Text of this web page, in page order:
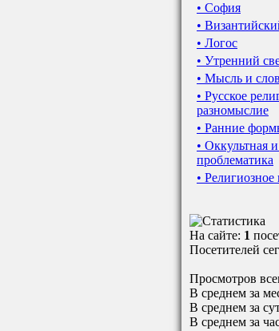
• София
•
• Логос
• Утренний
• Мысль и
• Русское
разномыслие
• Ранние
• Оккультная
проблематика
• Религиозное
На сайте: 1
Посетителей
Просмотров
В среднем за
В среднем за
В среднем за